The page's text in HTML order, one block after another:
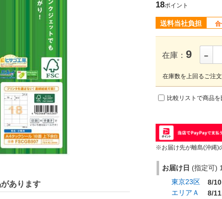
18ポイント
送料当社負担
在庫： 9 -
在庫数を上回るご注
比較リストで商品
※お届け先が離島(沖縄)
お届け日 (指定可)
東京23区
8/10
エリアＡ
8/11
あります